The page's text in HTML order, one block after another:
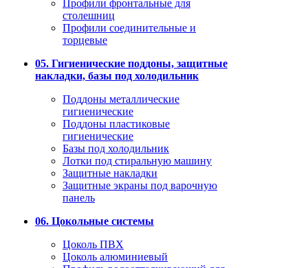
Профили фронтальные для
столешниц
Профили соединительные и
торцевые
05. Гигиенические поддоны, защитные
накладки, базы под холодильник
Поддоны металлические
гигиенические
Поддоны пластиковые
гигиенические
Базы под холодильник
Лотки под стиральную машину
Защитные накладки
Защитные экраны под варочную
панель
06. Цокольные системы
Цоколь ПВХ
Цоколь алюминиевый